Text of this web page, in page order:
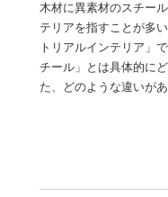
木材に異素材のスチー
テリアを指すことが多
トリアルインテリア」
チール」とは具体的に
た、どのような違いが